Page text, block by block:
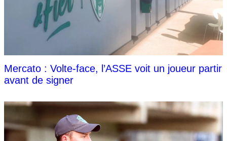
Mercato : Volte-face, l’ASSE voit un joueur partir
avant de signer